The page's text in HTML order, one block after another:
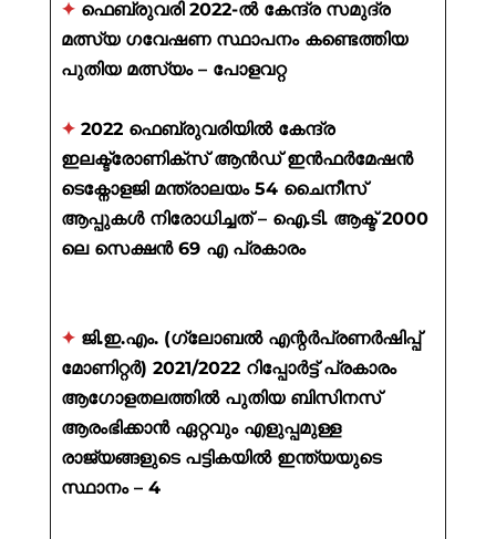
✦ ഫെബ്രുവരി 2022-ൽ കേന്ദ്ര സമുദ്ര
മത്സ്യ ഗവേഷണ സ്ഥാപനം കണ്ടെത്തിയ
പുതിയ മത്സ്യം – പോളവറ്റ
✦ 2022 ഫെബ്രുവരിയിൽ കേന്ദ്ര
ഇലക്ട്രോണിക്സ് ആൻഡ് ഇൻഫർമേഷൻ
ടെക്നോളജി മന്ത്രാലയം 54 ചൈനീസ്
ആപ്പുകൾ നിരോധിച്ചത് – ഐ.ടി. ആക്ട് 2000
ലെ സെക്ഷൻ 69 എ പ്രകാരം
✦ ജി.ഇ.എം. (ഗ്ലോബൽ എന്റർപ്രണർഷിപ്പ്
മോണിറ്റർ) 2021/2022 റിപ്പോർട്ട് പ്രകാരം
ആഗോളതലത്തിൽ പുതിയ ബിസിനസ്
ആരംഭിക്കാൻ ഏറ്റവും എളുപ്പമുള്ള
രാജ്യങ്ങളുടെ പട്ടികയിൽ ഇന്ത്യയുടെ
സ്ഥാനം – 4